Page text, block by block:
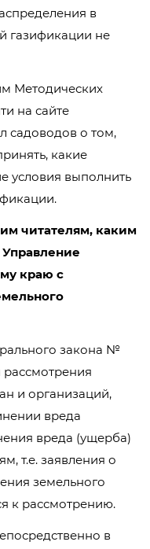
в
газификации не
Методических
на сайте
садоводов о том,
какие
условия выполнить
читателям, каким
краю с
закона №
рассмотрения
и организаций,
вреда
вреда (ущерба)
т.е. заявления о
земельного
к рассмотрению.
в